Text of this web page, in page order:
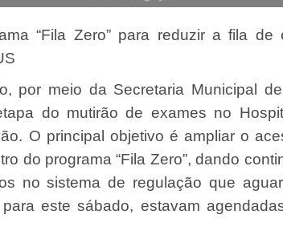
“Fila Zero” para reduzir a fila de
por meio da Secretaria Municipal
do mutirão de exames no
O principal objetivo é ampliar o
do programa “Fila Zero”, dando
no sistema de regulação que
este sábado, estavam